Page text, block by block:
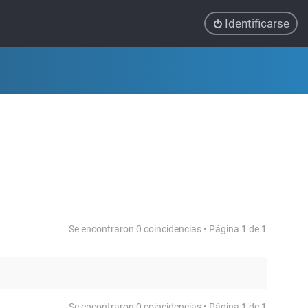
Identificarse
Se encontraron 0 coincidencias • Página 1 de 1